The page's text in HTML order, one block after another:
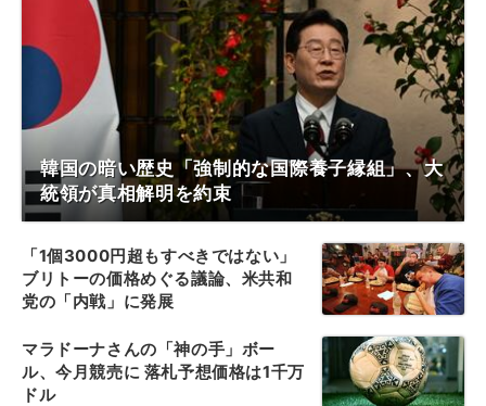
韓国の暗い歴史「強制的な国際養子縁組」、大
統領が真相解明を約束
「1個3000円超もすべきではない」
ブリトーの価格めぐる議論、米共和
党の「内戦」に発展
マラドーナさんの「神の手」ボー
ル、今月競売に 落札予想価格は1千万
ドル